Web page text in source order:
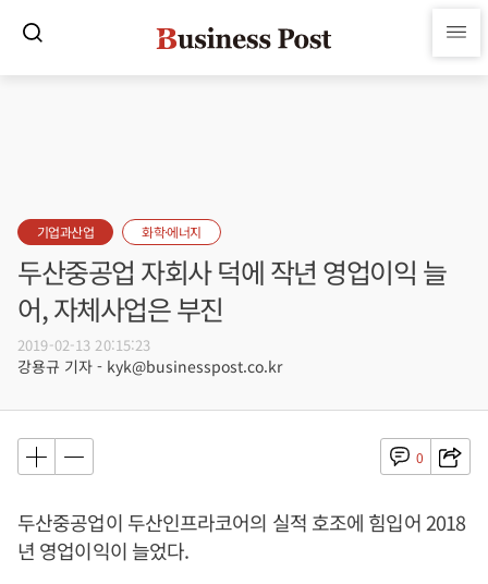
기업과산업 화학·에너지
두산중공업 자회사 덕에 작년 영업이익 늘
어, 자체사업은 부진
2019-02-13 20:15:23
강용규 기자 - kyk@businesspost.co.kr
0
두산중공업이 두산인프라코어의 실적 호조에 힘입어 2018
년 영업이익이 늘었다.